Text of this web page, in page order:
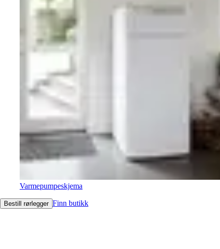
Varmepumpeskjema
Bestill rørlegger Finn butikk